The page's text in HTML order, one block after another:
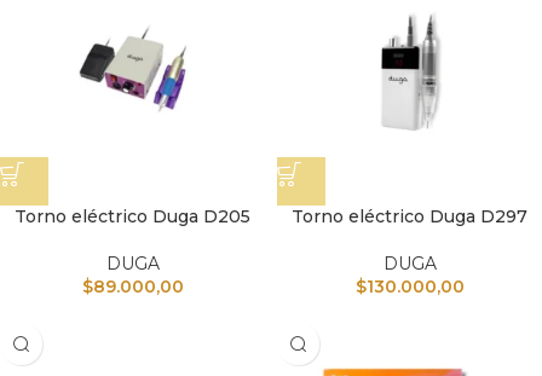
Torno eléctrico Duga D205
DUGA
$89.000,00
Torno eléctrico Duga D297
DUGA
$130.000,00